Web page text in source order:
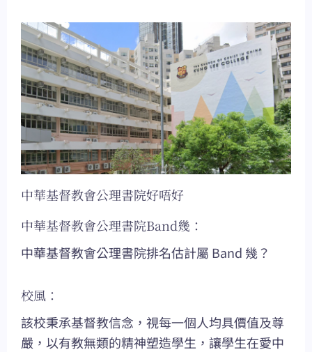
中華基督教會公理書院好唔好
中華基督教會公理書院Band幾：
中華基督教會公理書院排名估計屬 Band 幾？
校風：
該校秉承基督教信念，視每一個人均具價值及尊
嚴，以有教無類的精神塑造學生，讓學生在愛中